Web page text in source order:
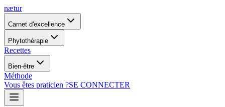
nætur
Carnet d'excellence
Phytothérapie
Recettes
Bien-être
Méthode
Vous êtes praticien ?SE CONNECTER